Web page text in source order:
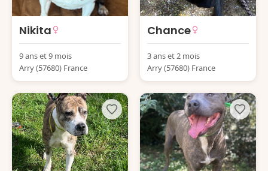
Nikita
9 ans et 9 mois
Arry (57680) France
Chance
3 ans et 2 mois
Arry (57680) France